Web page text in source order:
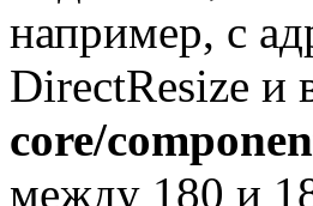
например, с
DirectResize и
core/
между 180 и